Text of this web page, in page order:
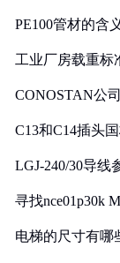
PE100管材的含
工业厂房载重标
CONOSTAN公
C13和C14插头
LGJ-240/30导线
寻找nce01p30k
电梯的尺寸有哪